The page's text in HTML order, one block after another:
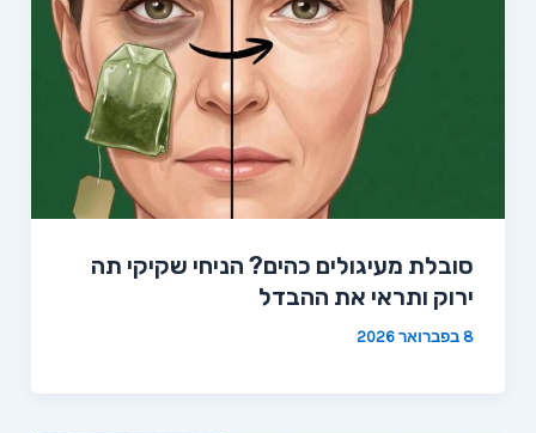
סובלת מעיגולים כהים? הניחי שקיקי תה
ירוק ותראי את ההבדל
8 בפברואר 2026